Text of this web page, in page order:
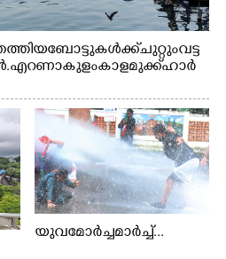
ബോട്ടുകൾക്ക് ചുറ്റും വട്ട
എറണാകുളം കാളമുക്ക് ഹാർ
യുവമോർച്ചമാർച്ച്...